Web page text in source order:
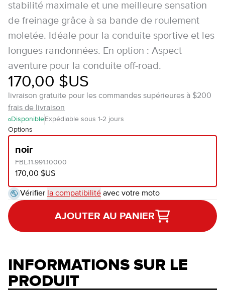
stabilité maximale et une meilleure sensation
de freinage grâce à sa bande de roulement
moletée. Idéale pour la conduite sportive et les
longues randonnées. En option : Aspect
aventure pour la conduite off-road.
170,00 $US
livraison gratuite pour les commandes supérieures à $200
frais de livraison
Disponible Expédiable sous 1-2 jours
Options
noir
FBL.11.991.10000
170,00 $US
Vérifier la compatibilité avec votre moto
AJOUTER AU PANIER
INFORMATIONS SUR LE
PRODUIT